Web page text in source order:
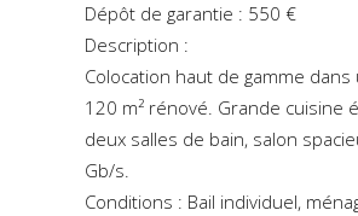
Dépôt de garantie : 550 €
Description :
Colocation haut de gamme dans
120 m² rénové. Grande cuisine
deux salles de bain, salon
Gb/s.
Conditions : Bail individuel,